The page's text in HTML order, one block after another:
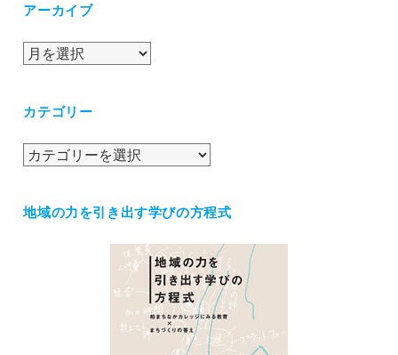
アーカイブ
ア
イ
カテゴリー
カ
リ
地域の力を引き出す学びの方程式